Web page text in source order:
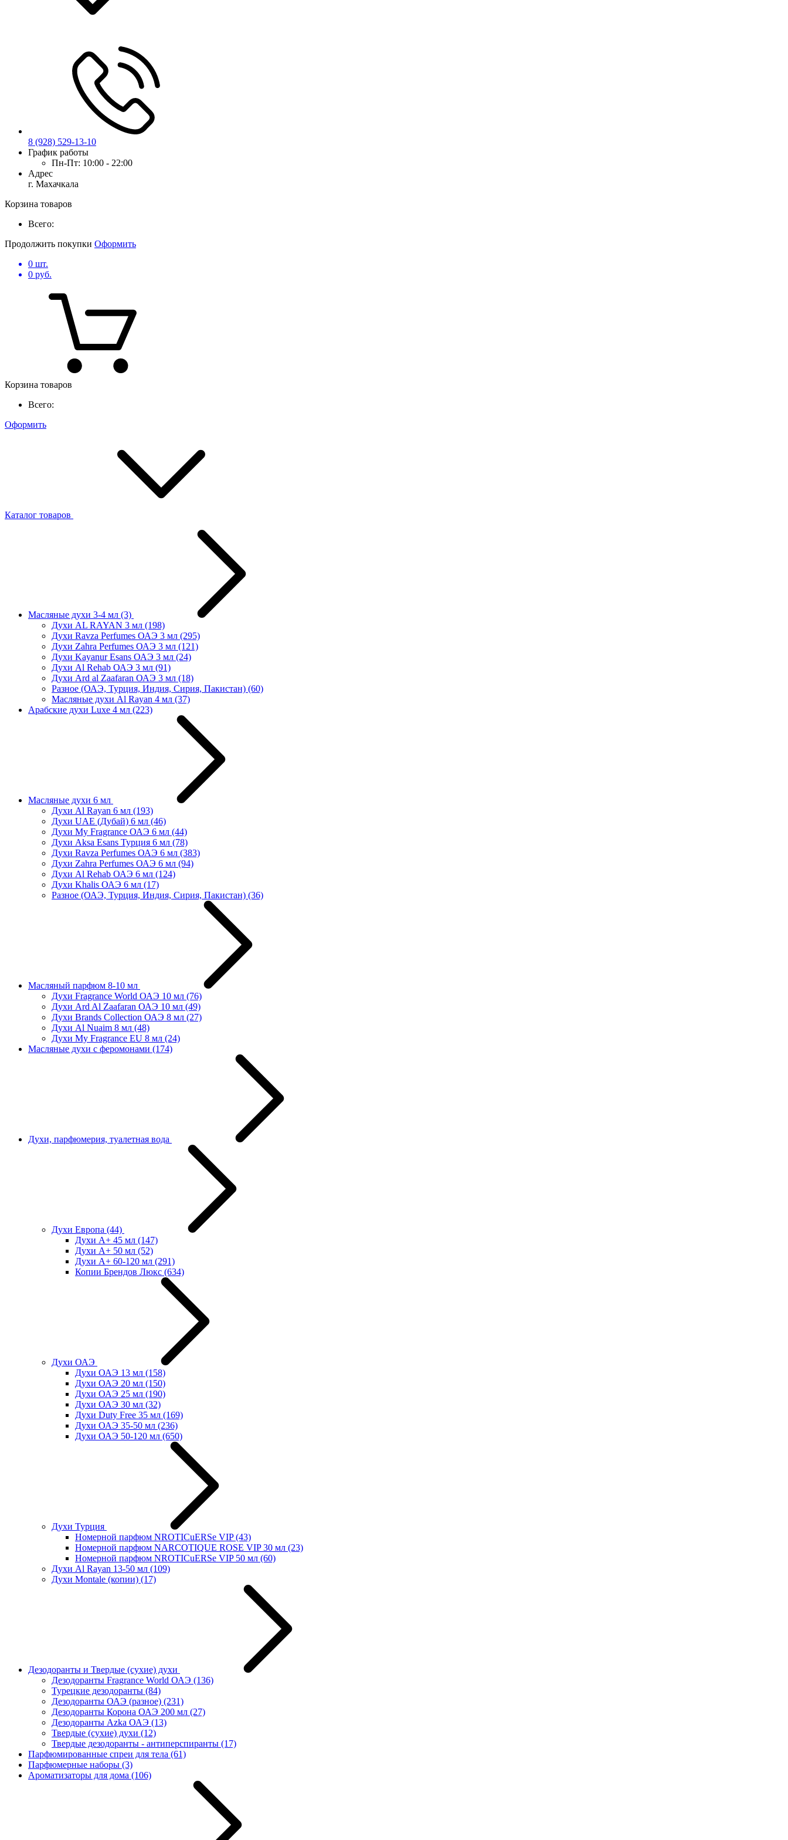
8 (928) 529-13-10
График работы
Пн-Пт: 10:00 - 22:00
Адрес
г. Махачкала
Корзина товаров
Всего:
Продолжить покупки Оформить
0 шт.
0 руб.
Корзина товаров
Всего:
Оформить
Каталог товаров
Масляные духи 3-4 мл (3)
Духи AL RAYAN 3 мл (198)
Духи Ravza Perfumes ОАЭ 3 мл (295)
Духи Zahra Perfumes ОАЭ 3 мл (121)
Духи Kayanur Esans ОАЭ 3 мл (24)
Духи Al Rehab ОАЭ 3 мл (91)
Духи Ard al Zaafaran ОАЭ 3 мл (18)
Разное (ОАЭ, Турция, Индия, Сирия, Пакистан) (60)
Масляные духи Al Rayan 4 мл (37)
Арабские духи Luxe 4 мл (223)
Масляные духи 6 мл
Духи Al Rayan 6 мл (193)
Духи UAE (Дубай) 6 мл (46)
Духи My Fragrance ОАЭ 6 мл (44)
Духи Aksa Esans Турция 6 мл (78)
Духи Ravza Perfumes ОАЭ 6 мл (383)
Духи Zahra Perfumes ОАЭ 6 мл (94)
Духи Al Rehab ОАЭ 6 мл (124)
Духи Khalis ОАЭ 6 мл (17)
Разное (ОАЭ, Турция, Индия, Сирия, Пакистан) (36)
Масляный парфюм 8-10 мл
Духи Fragrance World ОАЭ 10 мл (76)
Духи Ard Al Zaafaran ОАЭ 10 мл (49)
Духи Brands Collection ОАЭ 8 мл (27)
Духи Al Nuaim 8 мл (48)
Духи My Fragrance EU 8 мл (24)
Масляные духи с феромонами (174)
Духи, парфюмерия, туалетная вода
Духи Европа (44)
Духи А+ 45 мл (147)
Духи А+ 50 мл (52)
Духи А+ 60-120 мл (291)
Копии Брендов Люкс (634)
Духи ОАЭ
Духи ОАЭ 13 мл (158)
Духи ОАЭ 20 мл (150)
Духи ОАЭ 25 мл (190)
Духи ОАЭ 30 мл (32)
Духи Duty Free 35 мл (169)
Духи ОАЭ 35-50 мл (236)
Духи ОАЭ 50-120 мл (650)
Духи Турция
Номерной парфюм NROTICuERSe VIP(43)
Номерной парфюм NARCOTIQUE ROSE VIP 30 мл (23)
Номерной парфюм NROTICuERSe VIP 50 мл (60)
Духи Al Rayan 13-50 мл (109)
Духи Montale (копии) (17)
Дезодоранты и Твердые (сухие) духи
Дезодоранты Fragrance World ОАЭ (136)
Турецкие дезодоранты (84)
Дезодоранты ОАЭ (разное) (231)
Дезодоранты Корона ОАЭ 200 мл (27)
Дезодоранты Azka ОАЭ (13)
Твердые (сухие) духи (12)
Твердые дезодоранты - антиперспиранты (17)
Парфюмированные спреи для тела (61)
Парфюмерные наборы (3)
Ароматизаторы для дома (106)